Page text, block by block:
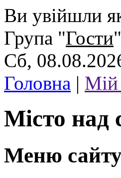
Ви увійшли
Група "Гости"
Сб,
Головна | Мій
Місто над
Меню сайту